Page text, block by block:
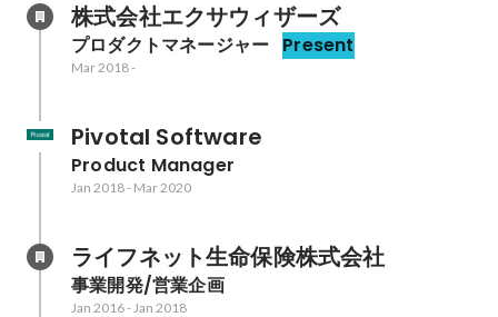
株式会社エクサウィザーズ
プロダクトマネージャー Present
Mar 2018-
Pivotal Software
Product Manager
Jan 2018- Mar 2020
ライフネット生命保険株式会社
事業開発/営業企画
Jan 2016-Jan 2018